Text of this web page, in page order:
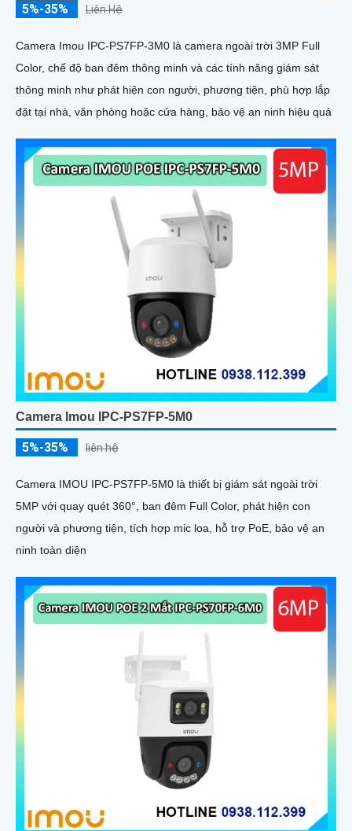
5%-35% Liên Hệ
Camera Imou IPC-PS7FP-3M0 là camera ngoài trời 3MP Full
Color, chế độ ban đêm thông minh và các tính năng giám sát
thông minh như phát hiện con người, phương tiện, phù hợp lắp
đặt tại nhà, văn phòng hoặc cửa hàng, bảo vệ an ninh hiệu quả
Camera Imou IPC-PS7FP-5M0
5%-35% liên hệ
Camera IMOU IPC-PS7FP-5M0 là thiết bị giám sát ngoài trời
5MP với quay quét 360°, ban đêm Full Color, phát hiện con
người và phương tiện, tích hợp mic loa, hỗ trợ PoE, bảo vệ an
ninh toàn diện